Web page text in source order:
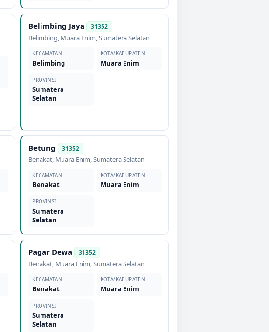
Belimbing Jaya 31352
Belimbing, Muara Enim,Sumatera Selatan
KECAMATAN
Belimbing
KOTA/KABUPATEN
Muara Enim
PROVINSI
Sumatera
Selatan
Betung 31352
Benakat, Muara Enim,Sumatera Selatan
KECAMATAN
Benakat
KOTA/KABUPATEN
Muara Enim
PROVINSI
Sumatera
Selatan
Pagar Dewa 31352
Benakat, Muara Enim,Sumatera Selatan
KECAMATAN
Benakat
KOTA/KABUPATEN
Muara Enim
PROVINSI
Sumatera
Selatan